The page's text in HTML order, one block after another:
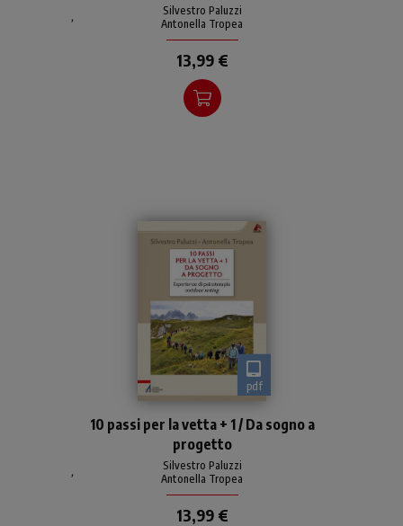
Studio clinico e si mettono
esistenzialmente in cordata
Silvestro Paluzzi
,
Antonella Tropea
13,99 €
pdf
psicoterapeuti, lasciano le
comode poltrone dello
Studio clinico e si mettono
esistenzialmente in cordata
10 passi per la vetta + 1 / Da sogno a
progetto
Silvestro Paluzzi
,
Antonella Tropea
13,99 €